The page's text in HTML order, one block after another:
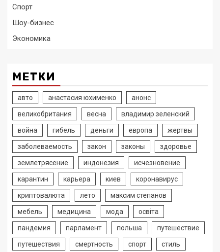
Спорт
Шоу-бизнес
Экономика
МЕТКИ
авто анастасия юхименко анонс
великобритания весна владимир зеленский
война гибель деньги европа жертвы
заболеваемость закон законы здоровье
землетрясение индонезия исчезновение
карантин карьера киев коронавирус
криптовалюта лето максим степанов
мебель медицина мода освіта
пандемия парламент польша путешествие
путешествия смертность спорт стиль